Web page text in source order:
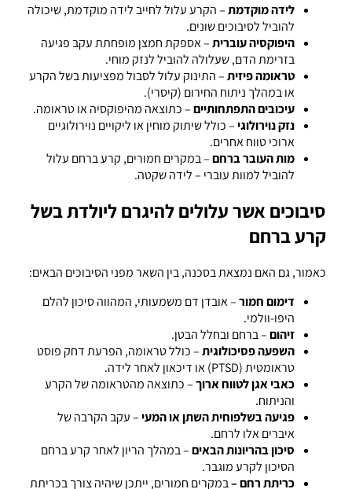
לידה מוקדמת– הקרע עלול לחייב לידה מוקדמת, שיכולה
להוביל לסיבוכים שונים.
היפוקסיה עוברית– אספקת חמצן מופחתת עקב פגיעה
בזרימת הדם, שעלולה להוביל לנזק מוחי.
טראומה פיזית– התינוק עלול לסבול מפציעות בשל הקרע
או במהלך ניתוח החירום (קיסרי).
עיכובים התפתחותיים– כתוצאה מהיפוקסיה או טראומה.
נזק נוירולוגי– כולל שיתוק מוחין או ליקויים נוירולוגיים
ארוכי טווח אחרים.
מות העובר ברחם– במקרים חמורים, קרע ברחם עלול
להוביל למוות עוברי – לידה שקטה.
סיבוכים אשר עלולים להיגרם ליולדת בשל
קרע ברחם
כאמור, גם האם נמצאת בסכנה, בין השאר מפני הסיבוכים הבאים:
דימום חמור– אובדן דם משמעותי, המהווה סיכון להלם
היפו-וולמי.
זיהום– ברחם ובחלל הבטן.
השפעה פסיכולוגית– כולל טראומה, הפרעת דחק פוסט
טראומטית (PTSD) או דיכאון לאחר לידה.
כאבי אגן לטווח ארוך– כתוצאה מהטראומה של הקרע
והניתוח.
פגיעה בשלפוחית השתן או המעי– עקב הקרבה של
איברים אלו לרחם.
סיכון בהריונות הבאים– במהלך הריון לאחר קרע ברחם
הסיכון לקרע מוגבר.
כריתת רחם –במקרים חמורים, ייתכן שיהיה צורך בכריתת